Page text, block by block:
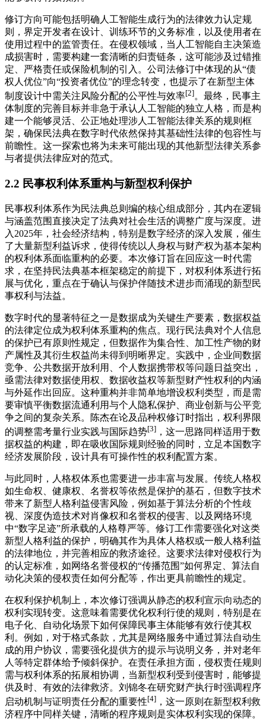
修订方向可能包括明确人工智能生成行为的法律效力认定规
则，界定开发者在设计、训练环节的义务标准，以及使用者在
使用过程中的监管责任。在侵权领域，当人工智能自主决策造
成损害时，需要构建一套清晰的归责链条，这可能涉及过错推
定、严格责任或保险机制的引入。公司法修订中体现的从“债
权人优位”向“投资者优位”的理念转变，也提示了在新型主体
制度设计中需关注风险分配的公平性与效率[2]。最终，民事主
体制度的完善目标并非急于承认人工智能的独立人格，而是构
建一个能够灵活、公正地处理涉人工智能法律关系的规则框
架，确保民法典在数字时代依然保持其基础性法律的包容性与
前瞻性。这一探索也将为未来可能出现的其他新型法律关系参
与者提供法律应对的范式。
2.2 民事权利体系重构与新型权利保护
民事权利体系作为民法典总则编的核心组成部分，其内在逻辑
与涵盖范围直接决定了法典对社会生活的调整广度与深度。进
入2025年，社会经济结构，特别是数字经济的深入发展，催生
了大量新型利益诉求，使得传统以人身权与财产权为基本架构
的权利体系面临重构的必要。本次修订旨在回应这一时代需
求，在坚持民法典基本框架稳定的前提下，对权利体系进行拓
展与优化，重点在于确认与保护伴随技术进步而涌现的新型民
事权利与法益。
数字时代的显著特征之一是数据成为关键生产要素，数据权益
的法律定位成为权利体系重构的焦点。现行民法典对个人信息
的保护已有原则性规定，但数据作为集合性、加工性产物的财
产属性及其衍生权益尚未得到明晰界定。实践中，企业间数据
竞争、公共数据开放利用、个人数据携带权等问题日益突出，
亟需法律对数据使用权、数据收益权等新型财产性权利的内涵
与外延作出回应。这种重构并非简单地增设权利类型，而是需
要审慎平衡数据流通利用与个人隐私保护、商业创新与公平竞
争之间的复杂关系。陈杰在论及品种权修订时指出，权利界限
的调整需考量行业实践与国际趋势[3] ，这一思路同样适用于数
据权益的构建，即在吸收国际规则经验的同时，立足本国数字
经济发展阶段，设计具有可操作性的权利配置方案。
与此同时，人格权体系也需要进一步丰富与发展。传统人格权
如生命权、健康权、名誉权等依然是保护的基石，但数字技术
带来了新型人格利益侵害风险，例如基于算法分析的个性歧
视、深度伪造技术对肖像权和名誉权的侵害、以及网络环境
中“数字足迹”所承载的人格尊严等。修订工作需要强化对这类
新型人格利益的保护，明确其作为具体人格权或一般人格利益
的法律地位，并完善相应的救济途径。这要求法律对侵权行为
的认定标准，如网络名誉侵权的“传播范围”如何界定、算法自
动化决策的侵权责任如何分配等，作出更具前瞻性的规定。
在权利保护机制上，本次修订强调从静态的权利宣示向动态的
权利实现转变。这意味着需要优化权利行使的规则，特别是在
电子化、自动化场景下如何保障民事主体能够有效行使其权
利。例如，对于格式条款，尤其是网络服务中通过算法自动生
成的用户协议，需要强化提供方的提示与说明义务，并对老年
人等特定群体给予倾斜保护。在责任承担方面，侵权责任规则
需与权利体系的拓展相协调，当新型权利受到侵害时，能够提
供及时、有效的法律救济。刘锦冬在研究财产执行时强调程序
启动机制与证明责任分配的重要性[4] ，这一原则在新型权利救
济程序中同样关键，清晰的程序规则是实体权利实现的保障。